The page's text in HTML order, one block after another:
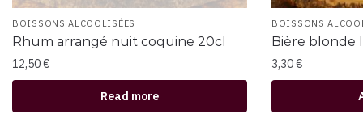
BOISSONS ALCOOLISÉES
Rhum arrangé nuit coquine 20cl
12,50€
Read more
BOISSONS
Bière blonde
3,30€